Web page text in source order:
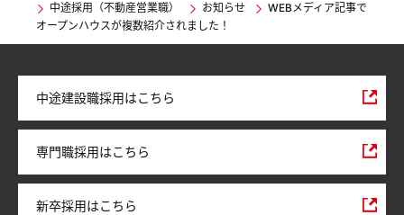
中途採用（不動産営業職） お知らせ
WEBメディア記事で
オープンハウスが複数紹介されました！
中途建設職採用はこちら
専門職採用はこちら
新卒採用はこちら